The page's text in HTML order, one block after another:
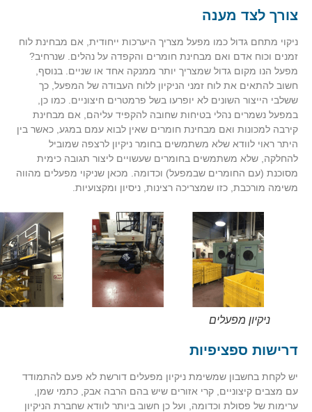
צורך לצד מענה
ניקוי מתחם גדול כמו מפעל מצריך היערכות ייחודית, אם מבחינת לוח
זמנים וכוח אדם ואם מבחינת חומרים והקפדה על נהלים. שנרחיב?
מפעל הנו מקום גדול שמצריך יותר ממנקה אחד או שניים. בנוסף,
חשוב להתאים את לוח זמני הניקיון ללוח העבודה של המפעל, כך
ששלבי הייצור השונים לא יופרעו בשל פרמטרים חיצוניים. כמו כן,
במפעל נשמרים נהלי בטיחות שחובה להקפיד עליהם, אם מבחינת
קירבה למכונות ואם מבחינת חומרים שאין לבוא עמם במגע, כאשר בין
היתר ראוי לוודא שלא משתמשים בחומר ניקיון לרצפה שמוביל
להחלקה, שלא משתמשים בחומרים שעשויים ליצור תגובה כימית
מסוכנת (עם החומרים שבמפעל) וכדומה. מכאן שניקוי מפעלים מהווה
משימה מורכבת, כזו שמצריכה רצינות, ניסיון ומקצועיות.
ניקיון מפעלים
דרישות ספציפיות
יש לקחת בחשבון שמשימת ניקיון מפעלים דורשת לא פעם להתמודד
עם מצבים קיצוניים, קרי אזורים שיש בהם הרבה אבק, כתמי שמן,
ערימות של פסולת וכדומה, ועל כן חשוב ביותר לוודא שחברת הניקיון